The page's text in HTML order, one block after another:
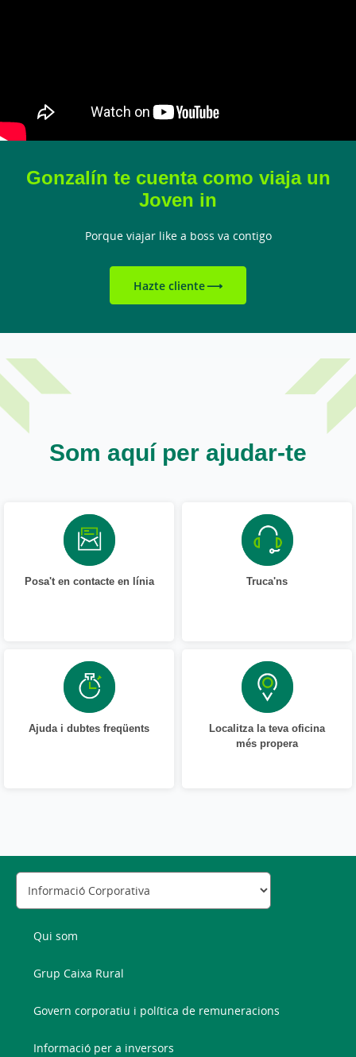
Gonzalín te cuenta como viaja un
Joven in
Porque viajar like a boss va contigo
Hazte cliente
Som aquí per ajudar-te
Posa't en contacte en línia Truca'ns
Ajuda i dubtes freqüents
Localitza la teva oficina
més propera
Qui som
Grup Caixa Rural
Govern corporatiu i política de remuneracions
Informació per a inversors